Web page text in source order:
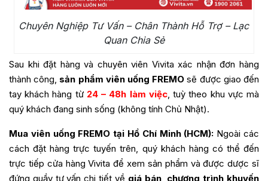
Chuyên Nghiệp Tư Vấn – Chân Thành Hỗ Trợ – Lạc
Quan Chia Sẻ
Sau khi đặt hàng và chuyên viên Vivita xác nhận đơn hàng
thành công, sản phẩm viên uống FREMO sẽ được giao đến
tay khách hàng từ 24 – 48h làm việc, tuỳ theo khu vực mà
quý khách đang sinh sống (không tính Chủ Nhật).
Mua viên uống FREMO tại Hồ Chí Minh (HCM): Ngoài các
cách đặt hàng trực tuyến trên, quý khách hàng có thể đến
trực tiếp cửa hàng Vivita để xem sản phẩm và được dược sĩ
đứng quầy tư vấn chi tiết về giá bán, chương trình khuyến